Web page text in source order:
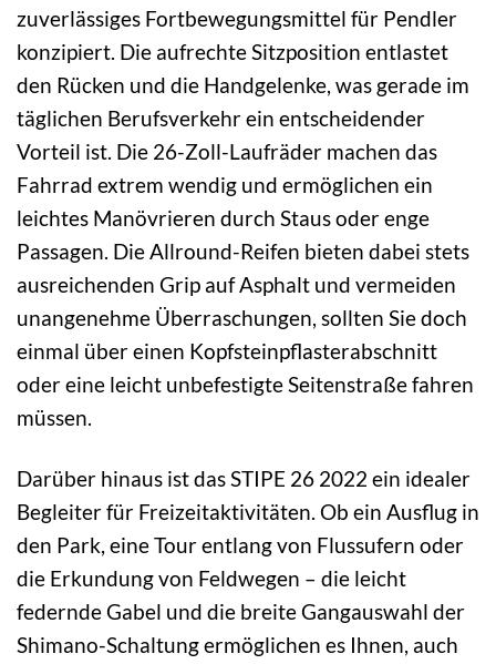
zuverlässiges Fortbewegungsmittel für Pendler
konzipiert. Die aufrechte Sitzposition entlastet
den Rücken und die Handgelenke, was gerade im
täglichen Berufsverkehr ein entscheidender
Vorteil ist. Die 26-Zoll-Laufräder machen das
Fahrrad extrem wendig und ermöglichen ein
leichtes Manövrieren durch Staus oder enge
Passagen. Die Allround-Reifen bieten dabei stets
ausreichenden Grip auf Asphalt und vermeiden
unangenehme Überraschungen, sollten Sie doch
einmal über einen Kopfsteinpflasterabschnitt
oder eine leicht unbefestigte Seitenstraße fahren
müssen.
Darüber hinaus ist das STIPE 26 2022 ein idealer
Begleiter für Freizeitaktivitäten. Ob ein Ausflug in
den Park, eine Tour entlang von Flussufern oder
die Erkundung von Feldwegen – die leicht
federnde Gabel und die breite Gangauswahl der
Shimano-Schaltung ermöglichen es Ihnen, auch